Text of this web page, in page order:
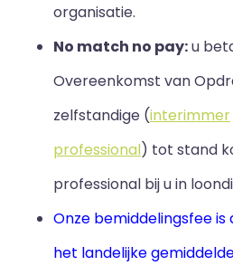
organisatie.
No match no pay:u
Overeenkomst van
zelfstandige (interimmer
professional) tot stand
professional bij u in
Onze bemiddelingsfee is
het landelijke